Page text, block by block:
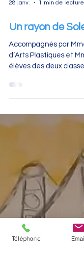
28 janv. 1 min de lecture
élèves des deux
chaleureusement
d’Automne à Tonneins. Enthousiasmés,
élèves ont mis du
s’adressait à un résident. Mme
animatrice à l'EHPAD,
chaleureusement
termes : "Les
heureux de recev
Téléphone